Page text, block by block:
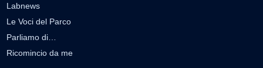
Labnews
Le Voci del Parco
Parliamo di…
Ricomincio da me